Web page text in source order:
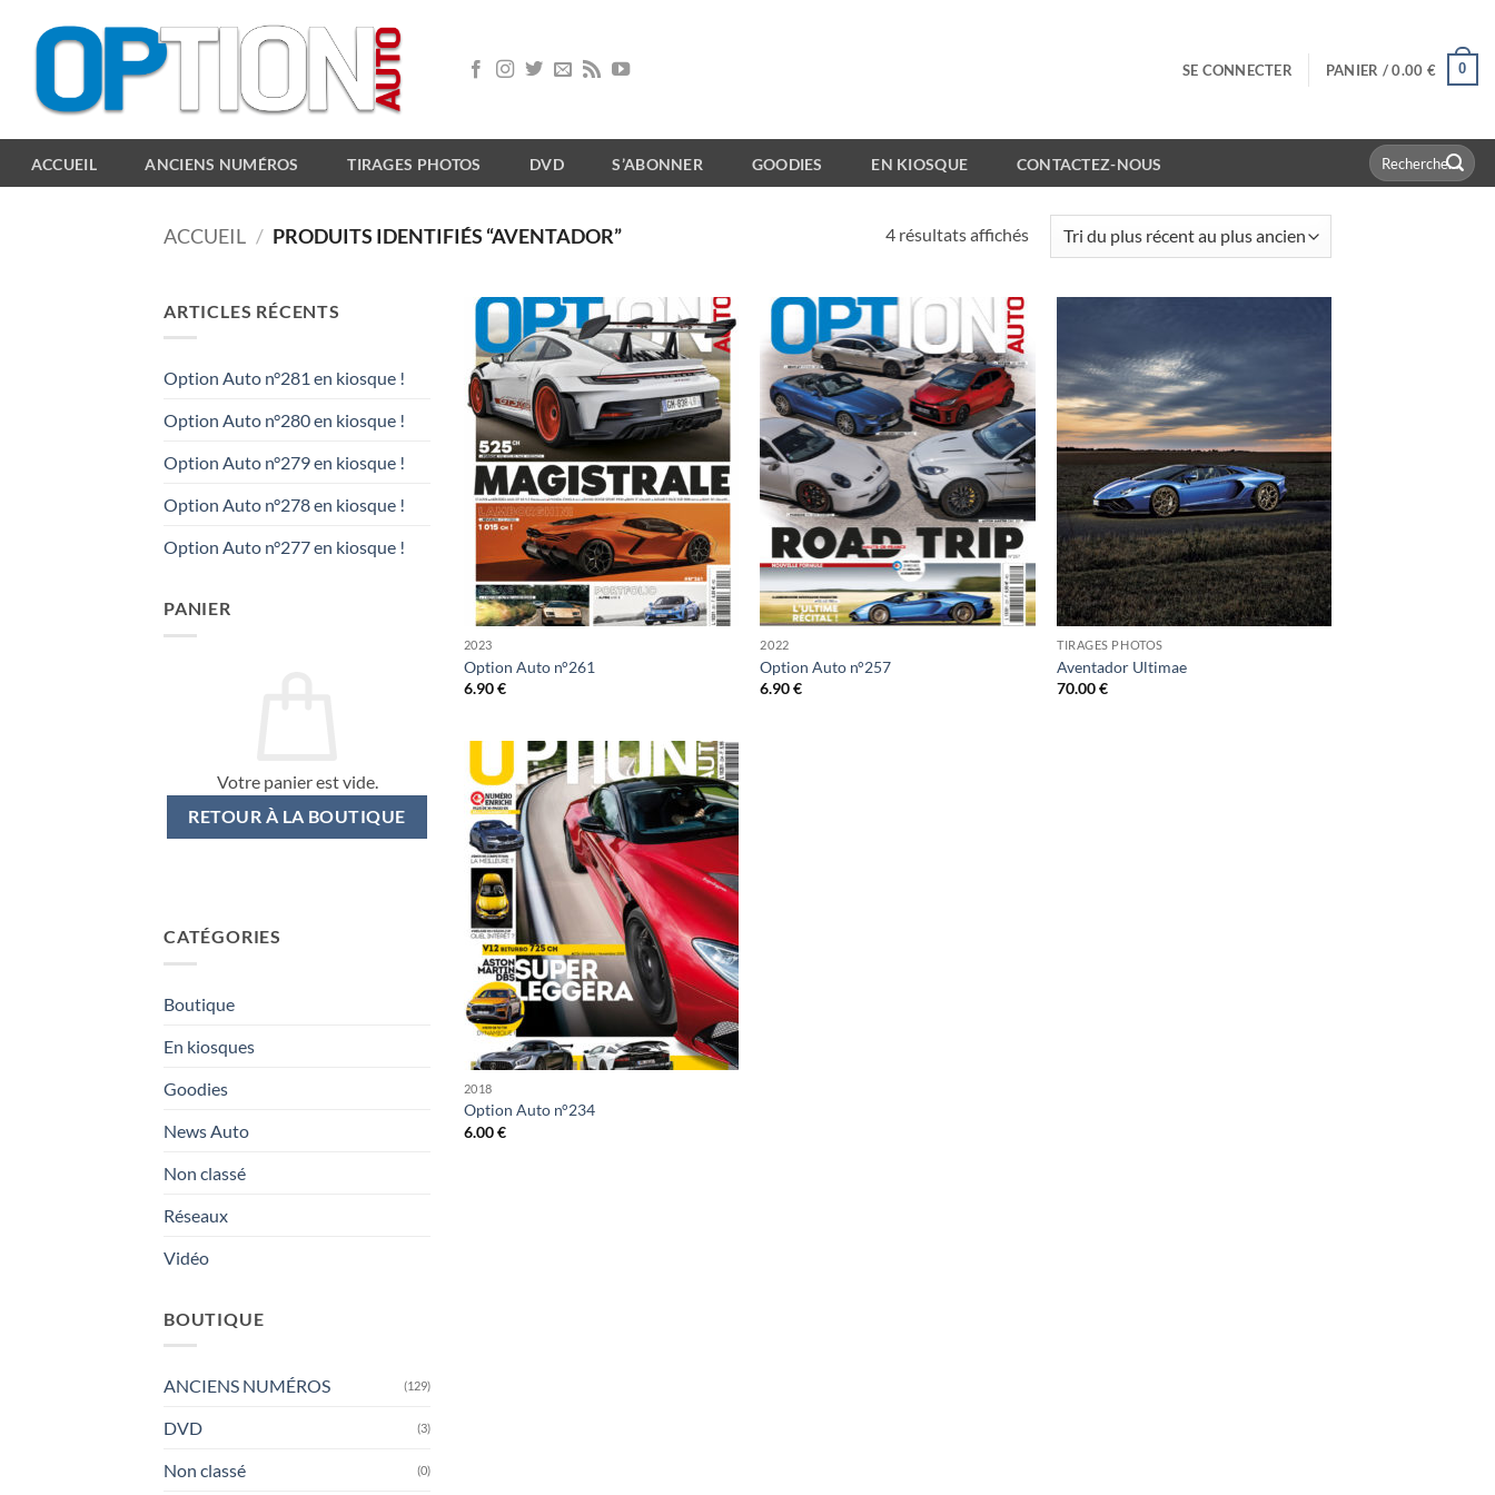
SE CONNECTER PANIER /0.00 € 0
ACCUEIL ANCIENS NUMÉROS TIRAGES PHOTOS DVD S’ABONNER GOODIES EN KIOSQUE CONTACTEZ-NOUS
Recherche
pour :
ACCUEIL / PRODUITS IDENTIFIÉS “AVENTADOR” 4 résultats affichésTrié
plus
ancien
ARTICLES RÉCENTS
Option Auto n°281 en kiosque !
Option Auto n°280 en kiosque !
Option Auto n°279 en kiosque !
Option Auto n°278 en kiosque !
Option Auto n°277 en kiosque !
PANIER
Votre panier est vide.
RETOUR À LA BOUTIQUE
CATÉGORIES
Boutique
En kiosques
Goodies
News Auto
Non classé
Réseaux
Vidéo
BOUTIQUE
ANCIENS NUMÉROS (129)
DVD (3)
Non classé (0)
2023
Option Auto n°261
6.90€
2022
Option Auto n°257
6.90€
TIRAGES PHOTOS
Aventador Ultimae
70.00€
2018
Option Auto n°234
6.00€